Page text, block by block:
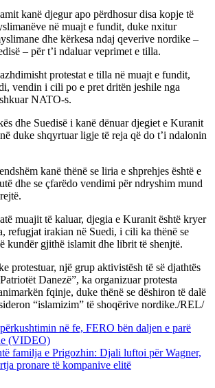
kanë djegur apo përdhosur disa kopje të
në muajt e fundit, duke nxitur
dhe kërkesa ndaj qeverive nordike –
– për t’i ndaluar veprimet e tilla.
protestat e tilla në muajt e fundit,
vendin i cili po e pret dritën jeshile nga
NATO-s.
dhe Suedisë i kanë dënuar djegiet e Kuranit
duke shqyrtuar ligje të reja që do t’i ndalonin
kanë thënë se liria e shprehjes është e
dhe se çfarëdo vendimi për ndryshim mund
muajit të kaluar, djegia e Kuranit është kryer
refugjat irakian në Suedi, i cili ka thënë se
kundër gjithë islamit dhe librit të shenjtë.
protestuar, një grup aktivistësh të së djathtës
Danezë”, ka organizuar protesta
fqinje, duke thënë se dëshiron të dalë
“islamizim” të shoqërive nordike./REL/
në fe, FERO bën daljen e parë
(VIDEO)
familja e Prigozhin: Djali luftoi për Wagner,
pronare të kompanive elitë